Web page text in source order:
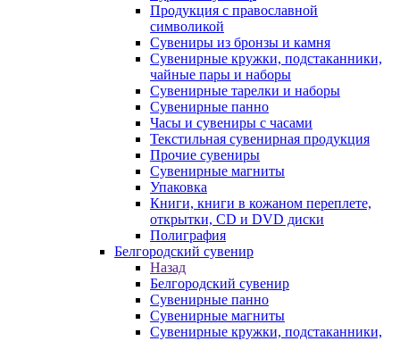
Продукция с православной
символикой
Сувениры из бронзы и камня
Сувенирные кружки, подстаканники,
чайные пары и наборы
Сувенирные тарелки и наборы
Сувенирные панно
Часы и сувениры с часами
Текстильная сувенирная продукция
Прочие сувениры
Сувенирные магниты
Упаковка
Книги, книги в кожаном переплете,
открытки, CD и DVD диски
Полиграфия
Белгородский сувенир
Назад
Белгородский сувенир
Сувенирные панно
Сувенирные магниты
Сувенирные кружки, подстаканники,